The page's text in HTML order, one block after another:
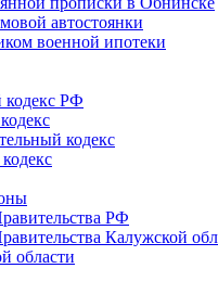
автостоянки
военной ипотеки
РФ
кодекс
РФ
Калужской
области